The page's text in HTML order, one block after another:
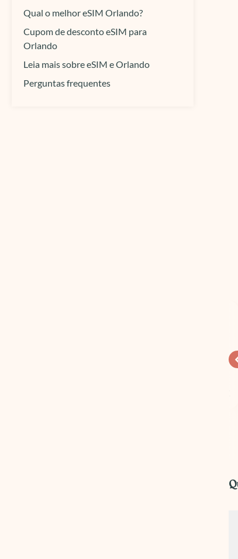
Qual o melhor eSIM Orlando?
Cupom de desconto eSIM para
Orlando
Leia mais sobre eSIM e Orlando
Perguntas frequentes